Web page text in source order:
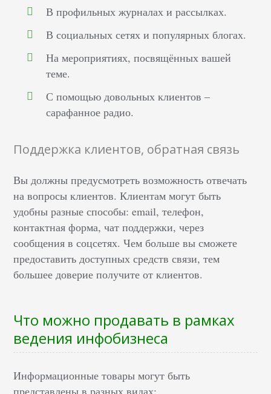
В профильных журналах и рассылках.
В социальных сетях и популярных блогах.
На мероприятиях, посвящённых вашей
теме.
С помощью довольных клиентов –
сарафанное радио.
Поддержка клиентов, обратная связь
Вы должны предусмотреть возможность отвечать
на вопросы клиентов. Клиентам могут быть
удобны разные способы: email, телефон,
контактная форма, чат поддержки, через
сообщения в соцсетях. Чем больше вы сможете
предоставить доступных средств связи, тем
большее доверие получите от клиентов.
Что можно продавать в рамках
ведения инфобизнеса
Информационные товары могут быть